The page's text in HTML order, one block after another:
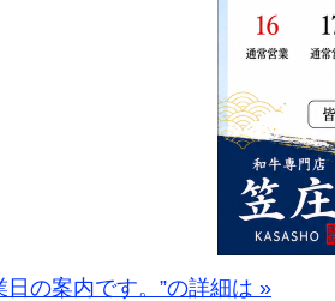
日の案内です。”の詳細は »